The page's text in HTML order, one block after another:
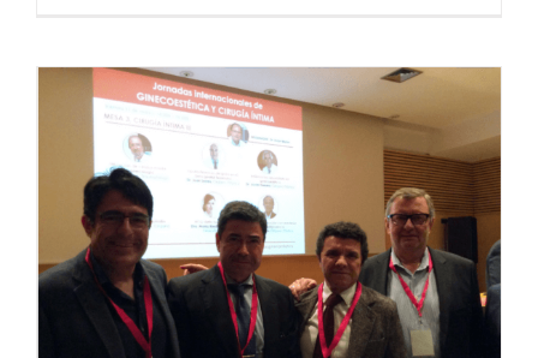
uso
de
por
la
Dra.
Ana
Torres